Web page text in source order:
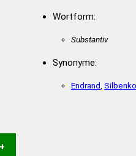
Wortform:
Substantiv
Synonyme:
Endrand